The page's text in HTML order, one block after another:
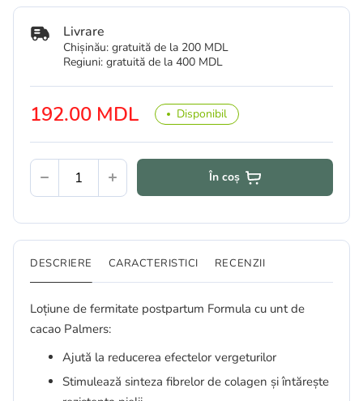
192.00 MDL Disponibil
Livrare
Chișinău: gratuită de la 200 MDL
Regiuni: gratuită de la 400 MDL
În coș
DESCRIERE CARACTERISTICI RECENZII
Loțiune de fermitate postpartum Formula cu unt de
cacao Palmers:
Ajută la reducerea efectelor vergeturilor
Stimulează sinteza fibrelor de colagen și întărește